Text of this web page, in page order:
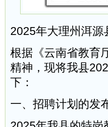
2025年大理州洱源
根据《云南省教育
精神，现将我县
下：
一、招聘计划的发